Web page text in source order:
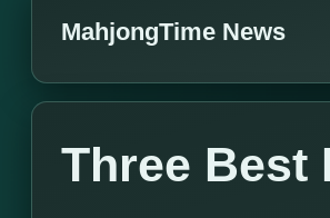
MahjongTime News
Three Best